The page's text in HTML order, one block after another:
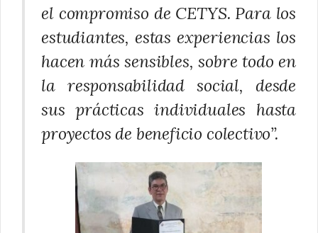
el compromiso de CETYS. Para los
estudiantes, estas experiencias los
hacen más sensibles, sobre todo en
la responsabilidad social, desde
sus prácticas individuales hasta
proyectos de beneficio colectivo”.